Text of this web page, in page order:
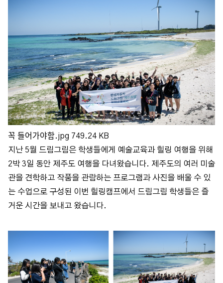
꼭 들어가야함.jpg 749.24 KB
지난 5월 드림그림은 학생들에게 예술교육과 힐링 여행을 위해
2박 3일 동안 제주도 여행을 다녀왔습니다. 제주도의 여러 미술
관을 견학하고 작품을 관람하는 프로그램과 사진을 배울 수 있
는 수업으로 구성된 이번 힐링캠프에서 드림그림 학생들은 즐
거운 시간을 보내고 왔습니다.